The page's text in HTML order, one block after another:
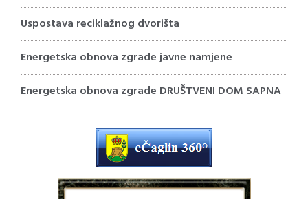
Uspostava reciklažnog dvorišta
Energetska obnova zgrade javne namjene
Energetska obnova zgrade DRUŠTVENI DOM SAPNA